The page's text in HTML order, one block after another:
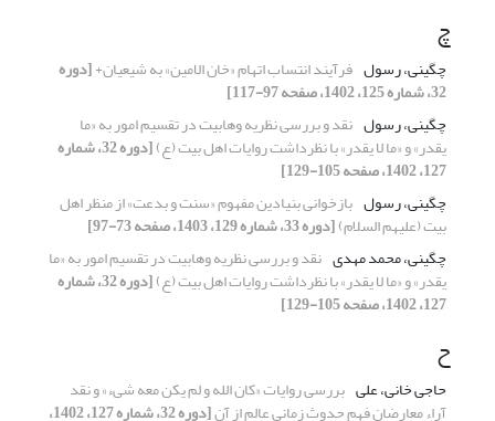
چ
چگینی، رسول فرآیند انتساب اتهام «خان الامین» به شیعیان+[دوره
32، شماره 125، 1402، صفحه 97-117]
چگینی، رسول نقد و بررسی نظریه وهابیت در تقسیم امور به «ما
یقدر» و «ما لا یقدر» با نظرداشت روایات اهل بیت (ع) [دوره 32، شماره
127، 1402، صفحه 105-129]
چگینی، رسول بازخوانی بنیادین مفهوم «سنت و بدعت» از منظر اهل
بیت (علیهم السلام)[دوره 33، شماره 129، 1403، صفحه 73-97]
چگینی، محمد مهدی نقد و بررسی نظریه وهابیت در تقسیم امور به «ما
یقدر» و «ما لا یقدر» با نظرداشت روایات اهل بیت (ع) [دوره 32، شماره
127، 1402، صفحه 105-129]
ح
حاجی خانی، علی بررسی روایات «کان الله و لم یکن معه شیء» و نقد
آراء معارضان فهم حدوث زمانی عالم از آن [دوره 32، شماره 127، 1402،